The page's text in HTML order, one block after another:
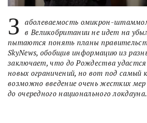
З
аболеваемость омикрон-
в Великобритании не идет на
пытаются понять планы
SkyNews, обобщив информацию из
заключает, что до Рождества удастся
новых ограничений, но вот под самый
возможно введение очень жестких
до очередного национального локдауна.